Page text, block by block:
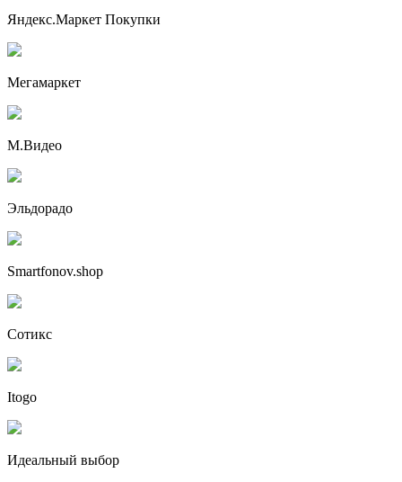
Яндекс.Маркет Покупки
Мегамаркет
М.Видео
Эльдорадо
Smartfonov.shop
Сотикс
Itogo
Идеальный выбор